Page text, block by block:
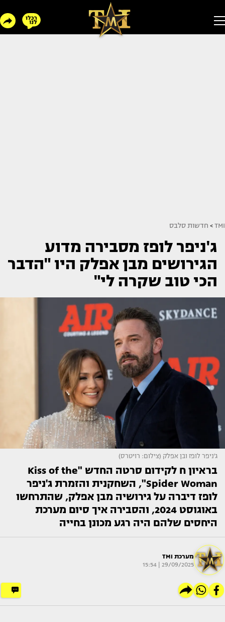
TMI
> חדשות סלבס
ג'ניפר לופז מסבירה מדוע
הגירושים מבן אפלק היו "הדבר
הכי טוב שקרה לי"
ג'ניפר לופז ובן אפלק (צילום: רויטרס)
בראיון ח לקידום סרטה החדש "Kiss of the
Spider Woman", השחקנית והזמרת ג'ניפר
לופז דיברה על גירושיה מבן אפלק, שהתרחשו
באוגוסט 2024, והסבירה איך סיום מערכת
היחסים שלהם היה רגע מכונן בחייה
מערכת TMI
29/09/2025 | 15:54